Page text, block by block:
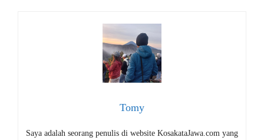
Tomy
Saya adalah seorang penulis di website KosakataJawa.com yang